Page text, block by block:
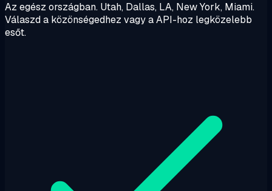
Az egész országban. Utah, Dallas, LA, New York, Miami.
Válaszd a közönségedhez vagy a API-hoz legközelebb
esőt.